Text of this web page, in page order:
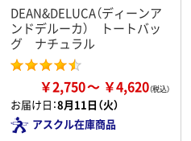
DEAN&DELUCA（ディーンア
ンドデルーカ） トートバッ
グ ナチュラル
￥2,750 ￥4,620
お届け日：8月11日（火）
アスクル在庫商品